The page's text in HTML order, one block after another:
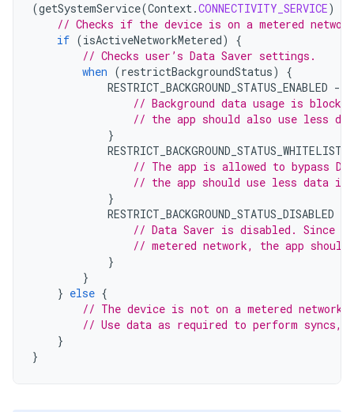
(getSystemService(Context.CONNECTIVITY_SERVICE)
// Checks if the device is on a metered network
if (isActiveNetworkMetered)
{
// Checks user’s Data Saver settings.
when (restrictBackgroundStatus)
{
RESTRICT_BACKGROUND_STATUS_ENABLED -
// Background data usage is
// the app should also use less
}
RESTRICT_BACKGROUND_STATUS_WHITELISTED
// The app is allowed to bypass
// the app should use less data in
}
RESTRICT_BACKGROUND_STATUS_DISABLED
// Data Saver is disabled. Since
// metered network, the app
}
}
} else {
// The device is not on a metered network.
// Use data as required to perform syncs,
}
}